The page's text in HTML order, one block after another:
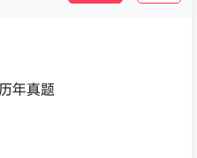
年真题